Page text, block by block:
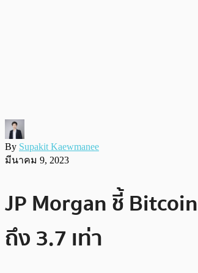
By Supakit Kaewmanee
มีนาคม 9, 2023
JP Morgan ชี้
ถึง 3.7 เท่า